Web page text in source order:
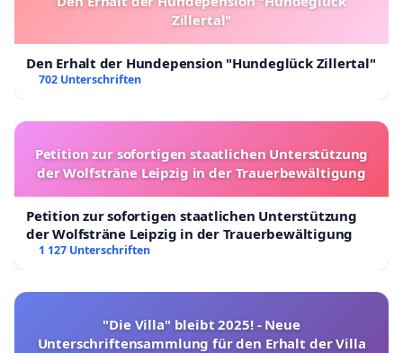
Zillertal"
Den Erhalt der Hundepension "Hundeglück Zillertal"
702 Unterschriften
Petition zur sofortigen staatlichen Unterstützung
der Wolfsträne Leipzig in der Trauerbewältigung
Petition zur sofortigen staatlichen Unterstützung
der Wolfsträne Leipzig in der Trauerbewältigung
1 127 Unterschriften
"Die Villa" bleibt 2025! - Neue
Unterschriftensammlung für den Erhalt der Villa